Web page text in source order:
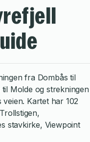
fra Dombås til
Molde og
Kartet har 102
stavkirke, Viewpoint